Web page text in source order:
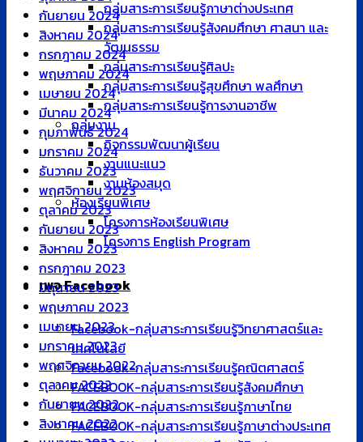
กลุ่มสาระการเรียนรู้ภาษาต่างประเทศ
กลุ่มสาระการเรียนรู้สังคมศึกษา ศาสนา และ
วัฒนธรรม
กลุ่มสาระการเรียนรู้ศิลปะ
กลุ่มสาระการเรียนรู้สุขศึกษา พลศึกษา
กลุ่มสาระการเรียนรู้การงานอาชีพ
กลุ่มงาน
กิจกรรมพัฒนาผู้เรียน
งานแนะแนว
งานห้องสมุด
ห้องเรียนพิเศษ
โครงการห้องเรียนพิเศษ
โครงการ English Program
เพจ Facebook
Facebook-กลุ่มสาระการเรียนรู้วิทยาศาสตร์และ
เทคโนโลยี
Facebook-กลุ่มสาระการเรียนรู้คณิตศาสตร์
FACEBOOK-กลุ่มสาระการเรียนรู้สังคมศึกษา
FACEBOOK-กลุ่มสาระการเรียนรู้ภาษาไทย
FACEBOOK-กลุ่มสาระการเรียนรู้ภาษาต่างประเทศ
กันยายน 2024
สิงหาคม 2024
กรกฎาคม 2024
พฤษภาคม 2024
เมษายน 2024
มีนาคม 2024
กุมภาพันธ์ 2024
มกราคม 2024
ธันวาคม 2023
พฤศจิกายน 2023
ตุลาคม 2023
กันยายน 2023
สิงหาคม 2023
กรกฎาคม 2023
มิถุนายน 2023
พฤษภาคม 2023
เมษายน 2023
มกราคม 2023
พฤศจิกายน 2022
ตุลาคม 2022
กันยายน 2022
สิงหาคม 2022